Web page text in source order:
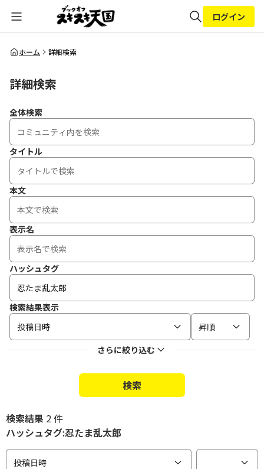
全体検索
ログイン
ホーム 詳細検索
詳細検索
全体検索
タイトル
本文
表示名
ハッシュタグ
検索結果表示
投稿日時
昇順
さらに絞り込む
検索
検索結果 2 件
ハッシュタグ:忍たま乱太郎
投稿日時